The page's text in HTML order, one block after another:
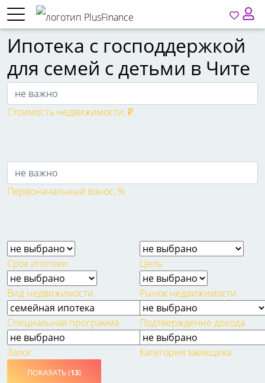
Ипотека с господдержкой
для семей с детьми в Чите
Стоимость недвижимости, ₽
Первоначальный взнос, %
Срок ипотеки Цель
Вид недвижимости Рынок недвижимости
Специальная программа Подтверждение дохода
Залог Категория заемщика
ПОКАЗАТЬ (13)